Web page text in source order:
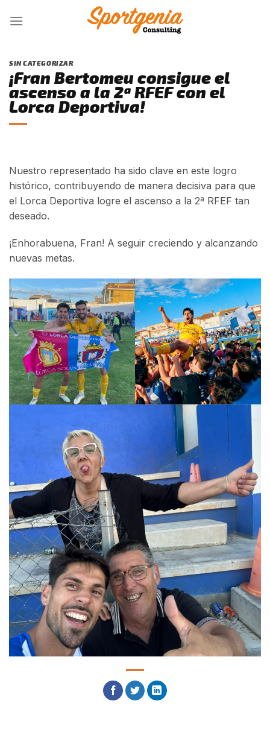
SIN CATEGORIZAR
¡Fran Bertomeu consigue el
ascenso a la 2ª RFEF con el
Lorca Deportiva!
Nuestro representado ha sido clave en este logro
histórico, contribuyendo de manera decisiva para que
el Lorca Deportiva logre el ascenso a la 2ª RFEF tan
deseado.
¡Enhorabuena, Fran! A seguir creciendo y alcanzando
nuevas metas.